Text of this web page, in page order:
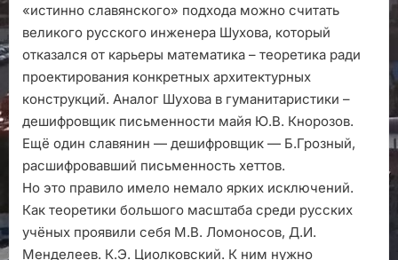
«истинно славянского» подхода можно считать
великого русского инженера Шухова, который
отказался от карьеры математика – теоретика ради
проектирования конкретных архитектурных
конструкций. Аналог Шухова в гуманитаристики –
дешифровщик письменности майя Ю.В. Кнорозов.
Ещё один славянин — дешифровщик — Б.Грозный,
расшифровавший письменность хеттов.
Но это правило имело немало ярких исключений.
Как теоретики большого масштаба среди русских
учёных проявили себя М.В. Ломоносов, Д.И.
Менделеев. К.Э. Циолковский. К ним нужно